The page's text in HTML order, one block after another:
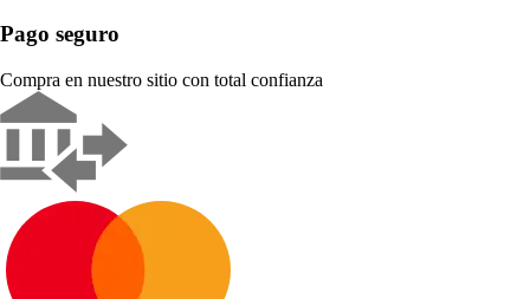
Pago seguro
Compra en nuestro sitio con total confianza